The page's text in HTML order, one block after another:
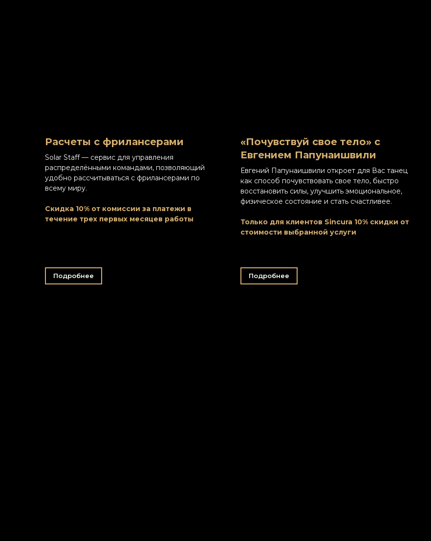
Расчеты с фрилансерами
Solar Staff — сервис для управления
распределёнными командами, позволяющий
удобно рассчитываться с фрилансерами по
всему миру.
Скидка 10% от комиссии за платежи в
течение трех первых месяцев работы
Подробнее
«Почувствуй свое тело» с
Евгением Папунаишвили
Евгений Папунаишвили откроет для Вас танец
как способ почувствовать свое тело, быстро
восстановить силы, улучшить эмоциональное,
физическое состояние и стать счастливее.
Только для клиентов Sincura 10% скидки от
стоимости выбранной услуги
Подробнее